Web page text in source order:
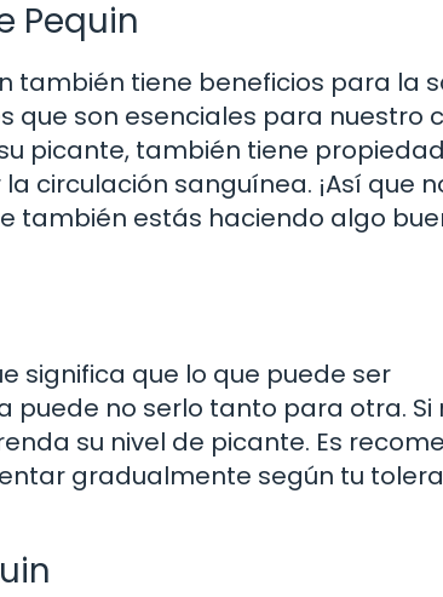
Pequin
también tiene beneficios para la
son esenciales para nuestro
picante, también tiene
circulación sanguínea. ¡Así que
también estás haciendo algo
significa que lo que puede ser
no serlo tanto para otra. Si
su nivel de picante. Es
gradualmente según tu